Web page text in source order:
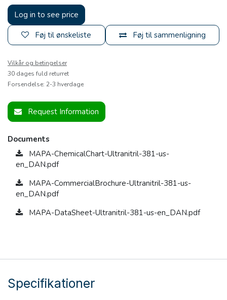
Log in to see price
Føj til sammenligning
Føj til ønskeliste
Vilkår og betingelser
30 dages fuld returret
Forsendelse: 2-3 hverdage
Request Information
Documents
MAPA-ChemicalChart-Ultranitril-381-us-
en_DAN.pdf
MAPA-CommercialBrochure-Ultranitril-381-us-
en_DAN.pdf
MAPA-DataSheet-Ultranitril-381-us-en_DAN.pdf
Specifikationer